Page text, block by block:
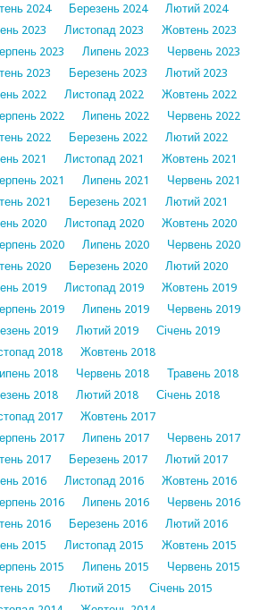
2024 Березень 2024
Лютий 2024
2023 Листопад 2023
Жовтень 2023
2023 Липень 2023
Червень 2023
2023 Березень 2023
Лютий 2023
2022 Листопад 2022
Жовтень 2022
2022 Липень 2022
Червень 2022
2022 Березень 2022
Лютий 2022
2021 Листопад 2021
Жовтень 2021
2021 Липень 2021
Червень 2021
2021 Березень 2021
Лютий 2021
2020 Листопад 2020
Жовтень 2020
2020 Липень 2020
Червень 2020
2020 Березень 2020
Лютий 2020
2019 Листопад 2019
Жовтень 2019
2019 Липень 2019
Червень 2019
2019 Лютий 2019
Січень 2019
2018
Жовтень 2018
2018 Червень 2018
Травень 2018
2018 Лютий 2018
Січень 2018
2017
Жовтень 2017
2017 Липень 2017
Червень 2017
2017 Березень 2017
Лютий 2017
2016 Листопад 2016
Жовтень 2016
2016 Липень 2016
Червень 2016
2016 Березень 2016
Лютий 2016
2015 Листопад 2015
Жовтень 2015
2015 Липень 2015
Червень 2015
2015 Лютий 2015
Січень 2015